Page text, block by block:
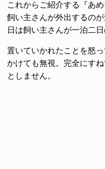
これからご紹介する『あ
飼い主さんが外出するの
日は飼い主さんが一泊二
置いていかれたことを怒
かけても無視。完全にす
としません。